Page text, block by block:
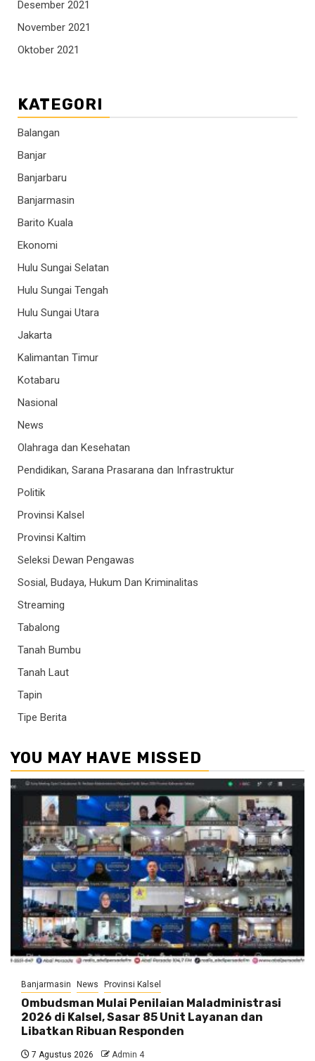
Desember 2021
November 2021
Oktober 2021
KATEGORI
Balangan
Banjar
Banjarbaru
Banjarmasin
Barito Kuala
Ekonomi
Hulu Sungai Selatan
Hulu Sungai Tengah
Hulu Sungai Utara
Jakarta
Kalimantan Timur
Kotabaru
Nasional
News
Olahraga dan Kesehatan
Pendidikan, Sarana Prasarana dan Infrastruktur
Politik
Provinsi Kalsel
Provinsi Kaltim
Seleksi Dewan Pengawas
Sosial, Budaya, Hukum Dan Kriminalitas
Streaming
Tabalong
Tanah Bumbu
Tanah Laut
Tapin
Tipe Berita
YOU MAY HAVE MISSED
Banjarmasin News Provinsi Kalsel
Ombudsman Mulai Penilaian Maladministrasi
2026 di Kalsel, Sasar 85 Unit Layanan dan
Libatkan Ribuan Responden
7 Agustus 2026 Admin 4